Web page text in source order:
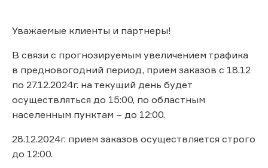
Уважаемые клиенты и партнеры!
В связи с прогнозируемым увеличением трафика
в предновогодний период, прием заказов с 18.12
по 27.12.2024г. на текущий день будет
осуществляться до 15:00, по областным
населенным пунктам – до 12:00.
28.12.2024г. прием заказов осуществляется строго
до 12:00.